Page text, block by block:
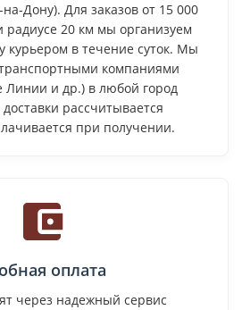
на-Дону). Для заказов от 15 000
радиусе 20 км мы организуем
курьером в течение суток. Мы
компаниями
и др.) в любой город
рассчитывается
при получении.
оплата
через надежный сервис